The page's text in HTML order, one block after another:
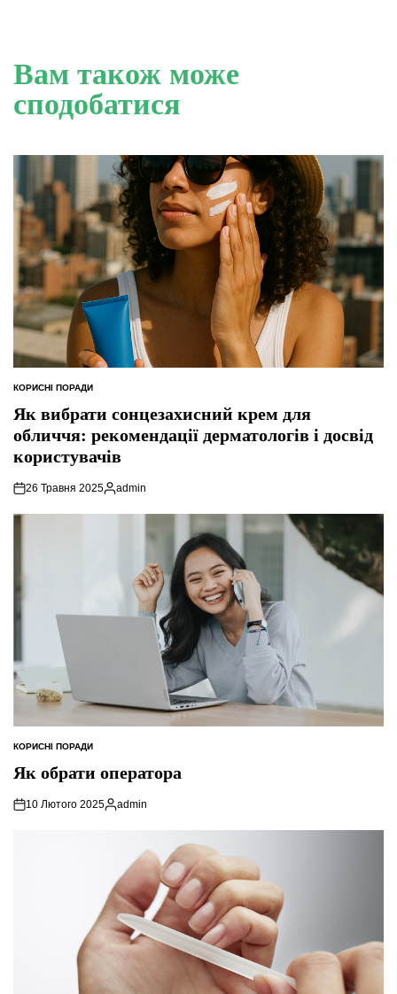
Вам також може
сподобатися
ОПУБЛІКУВАТИ
КОРИСНІ ПОРАДИ
Як вибрати сонцезахисний крем для
обличчя: рекомендації дерматологів і досвід
користувачів
26 Травня 2025
Опубліковано
admin
ОПУБЛІКУВАТИ
КОРИСНІ ПОРАДИ
Як обрати оператора
10 Лютого 2025
Опубліковано
admin